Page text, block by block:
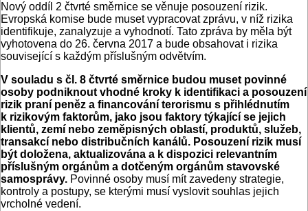
Nový oddíl 2 čtvrté směrnice se věnuje posouzení rizik.
Evropská komise bude muset vypracovat zprávu, v níž rizika
identifikuje, zanalyzuje a vyhodnotí. Tato zpráva by měla být
vyhotovena do 26. června 2017 a bude obsahovat i rizika
související s každým příslušným odvětvím.
V souladu s čl. 8 čtvrté směrnice budou muset povinné
osoby podniknout vhodné kroky k identifikaci a posouzení
rizik praní peněz a financování terorismu s přihlédnutím
k rizikovým faktorům, jako jsou faktory týkající se jejich
klientů, zemí nebo zeměpisných oblastí, produktů, služeb,
transakcí nebo distribučních kanálů. Posouzení rizik musí
být doložena, aktualizována a k dispozici relevantním
příslušným orgánům a dotčeným orgánům stavovské
samosprávy. Povinné osoby musí mít zavedeny strategie,
kontroly a postupy, se kterými musí vyslovit souhlas jejich
vrcholné vedení.